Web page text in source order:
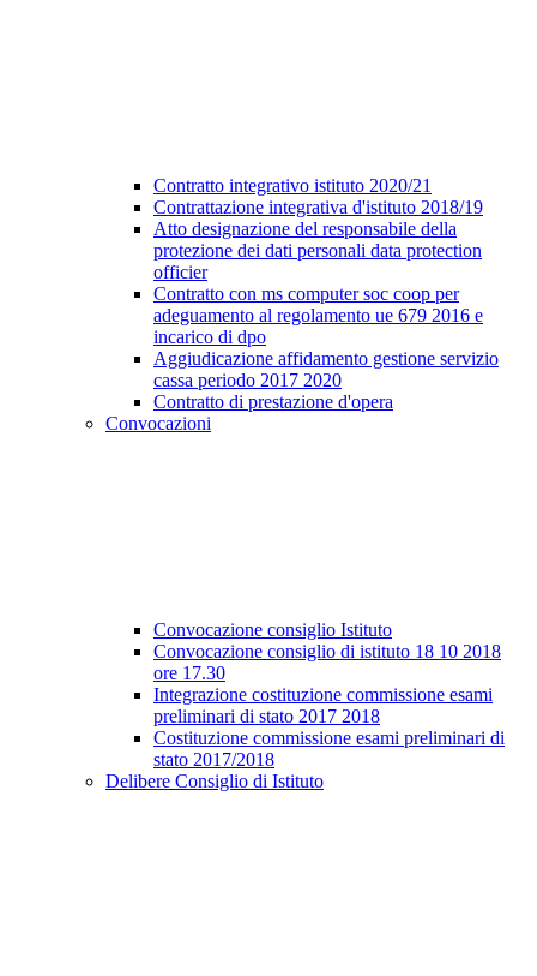
Contratto integrativo istituto 2020/21
Contrattazione integrativa d'istituto 2018/19
Atto designazione del responsabile della
protezione dei dati personali data protection
officier
Contratto con ms computer soc coop per
adeguamento al regolamento ue 679 2016 e
incarico di dpo
Aggiudicazione affidamento gestione servizio
cassa periodo 2017 2020
Contratto di prestazione d'opera
Convocazioni
Convocazione consiglio Istituto
Convocazione consiglio di istituto 18 10 2018
ore 17.30
Integrazione costituzione commissione esami
preliminari di stato 2017 2018
Costituzione commissione esami preliminari di
stato 2017/2018
Delibere Consiglio di Istituto